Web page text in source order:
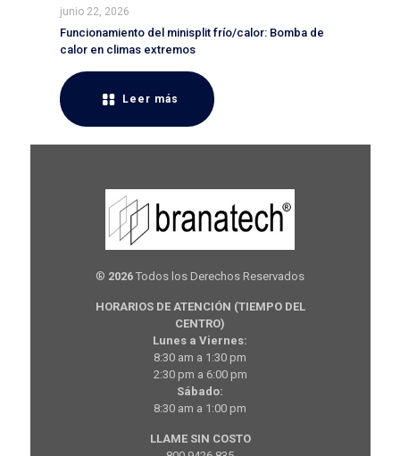
junio 22, 2026
Funcionamiento del minisplit frío/calor: Bomba de
calor en climas extremos
Leer más
® 2026 Todos los Derechos Reservados
HORARIOS DE ATENCIÓN (TIEMPO DEL
CENTRO)
Lunes a Viernes:
8:30 am a 1:30 pm
2:30 pm a 6:00 pm
Sábado:
8:30 am a 1:00 pm
LLAME SIN COSTO